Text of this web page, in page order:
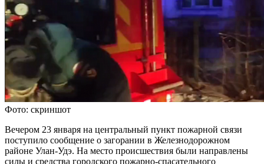
Фото: скриншот
Вечером 23 января на центральный пункт пожарной связи
поступило сообщение о загорании в Железнодорожном
районе Улан-Удэ. На место происшествия были направлены
силы и средства городского пожарно-спасательного